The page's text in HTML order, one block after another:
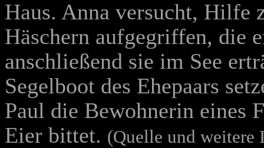
Haus. Anna versucht, Hilfe
Häschern aufgegriffen, die
anschließend sie im See
Segelboot des Ehepaars
Paul die Bewohnerin eines
Eier bittet. (Quelle und